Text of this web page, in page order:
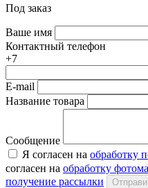
Под заказ
Ваше имя
Контактный телефон
+7
E-mail
Название товара
Сообщение
Я согласен на обработку
согласен на обработку
получение рассылки